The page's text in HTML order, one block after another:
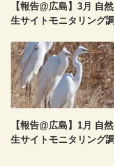
【報告@広島】3月 自
生サイトモニタリング
【報告@広島】1月 自
生サイトモニタリング